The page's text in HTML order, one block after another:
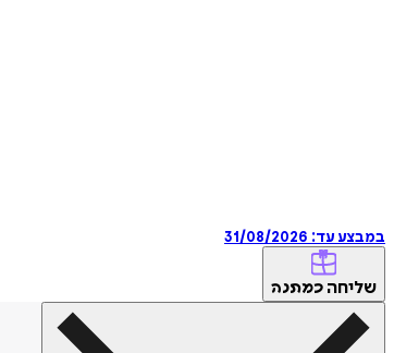
במבצע עד: 31/08/2026
שליחה כמתנה